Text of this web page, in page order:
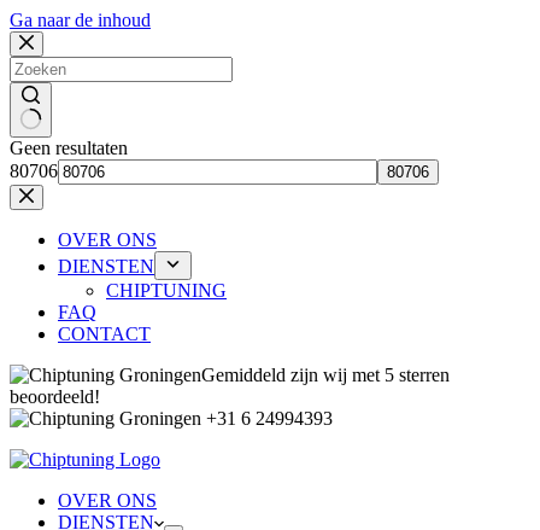
Ga naar de inhoud
Geen resultaten
80706
OVER ONS
DIENSTEN
CHIPTUNING
FAQ
CONTACT
Gemiddeld zijn wij met 5 sterren
beoordeeld!
+31 6 24994393
OVER ONS
DIENSTEN